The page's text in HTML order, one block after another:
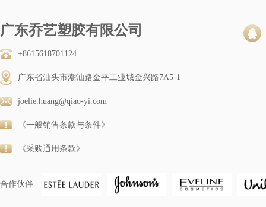
广东乔艺塑胶有限公司
+8615618701124
广东省汕头市潮汕路金平工业城金兴路7A5-1
joelie.huang@qiao-yi.com
《一般销售条款与条件》
《采购通用条款》
合作伙伴